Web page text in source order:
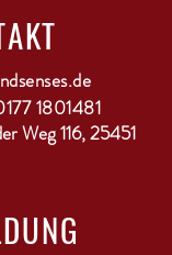
1801481
Weg 116, 25451